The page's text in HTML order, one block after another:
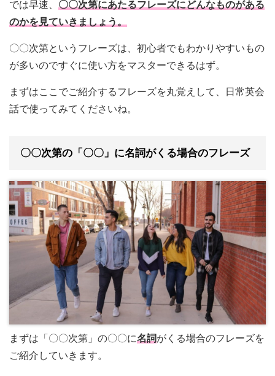
では早速、 〇〇次第にあたるフレーズにどんなものがある
のかを見ていきましょう。
〇〇次第というフレーズは、初心者でもわかりやすいもの
が多いのですぐに使い方をマスターできるはず。
まずはここでご紹介するフレーズを丸覚えして、日常英会
話で使ってみてくださいね。
〇〇次第の「〇〇」に名詞がくる場合のフレーズ
まずは「〇〇次第」の〇〇に名詞がくる場合のフレーズを
ご紹介していきます。